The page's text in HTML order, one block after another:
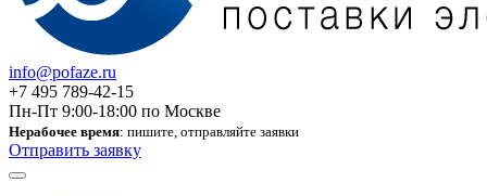
info@pofaze.ru
+7 495 789-42-15
Пн-Пт 9:00-18:00 по Москве
Нерабочее время: пишите, отправляйте заявки
Отправить заявку